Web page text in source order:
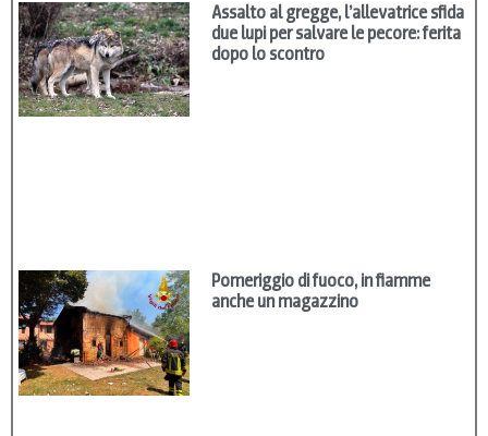
Assalto al gregge, l’allevatrice sfida
due lupi per salvare le pecore: ferita
dopo lo scontro
Pomeriggio di fuoco, in fiamme
anche un magazzino